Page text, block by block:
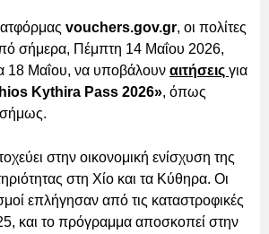
vouchers.gov.gr, οι πολίτες
σήμερα, Πέμπτη 14 Μαΐου 2026,
18 Μαΐου, να υποβάλουν αιτήσεις για
Kythira Pass 2026», όπως
στην οικονομική ενίσχυση της
στη Χίο και τα Κύθηρα. Οι
επλήγησαν από τις καταστροφικές
και το πρόγραμμα αποσκοπεί στην